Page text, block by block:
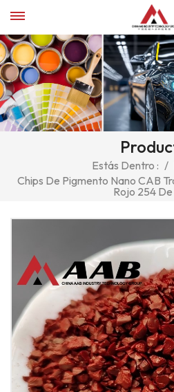
Estás Dentro : /
Chips De Pigmento Nano CAB
Rojo 254